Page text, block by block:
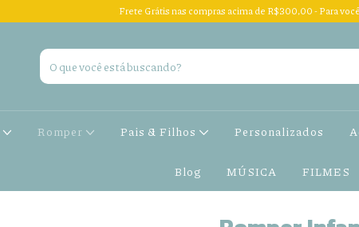
Frete Grátis nas compras acima de R$300,00 - Para
Romper Pais & Filhos Personalizados
Blog MÚSICA FILMES